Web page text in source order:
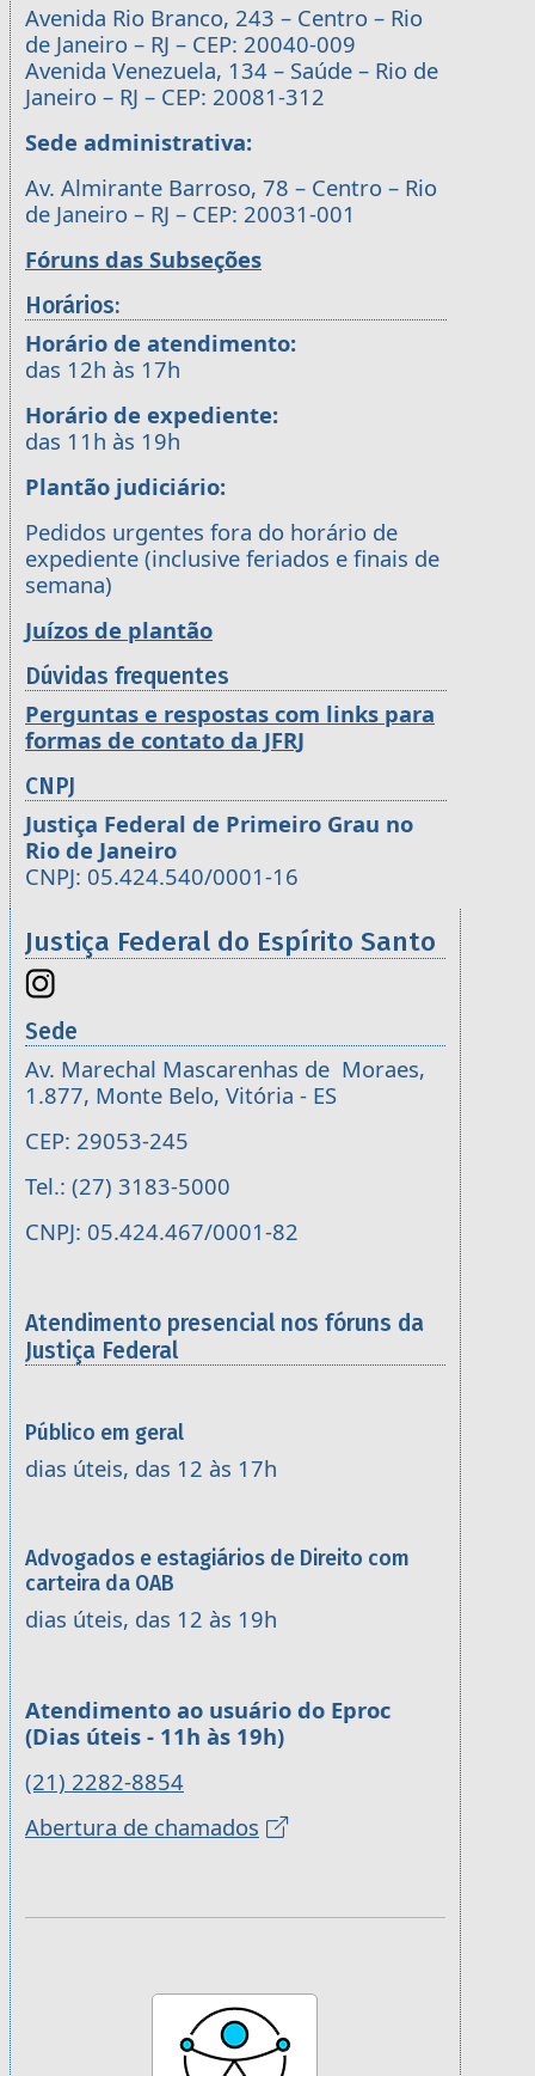
Avenida Rio Branco, 243 – Centro – Rio
de Janeiro – RJ – CEP: 20040-009
Avenida Venezuela, 134 – Saúde – Rio de
Janeiro – RJ – CEP: 20081-312
Sede administrativa:
Av. Almirante Barroso, 78 – Centro – Rio
de Janeiro – RJ – CEP: 20031-001
Fóruns das Subseções
Horários:
Horário de atendimento:
das 12h às 17h
Horário de expediente:
das 11h às 19h
Plantão judiciário:
Pedidos urgentes fora do horário de
expediente (inclusive feriados e finais de
semana)
Juízos de plantão
Dúvidas frequentes
Perguntas e respostas com links para
formas de contato da JFRJ
CNPJ
Justiça Federal de Primeiro Grau no
Rio de Janeiro
CNPJ: 05.424.540/0001-16
Justiça Federal do Espírito Santo
Sede
Av. Marechal Mascarenhas de Moraes,
1.877, Monte Belo, Vitória - ES
CEP: 29053-245
Tel.: (27) 3183-5000
CNPJ: 05.424.467/0001-82
Atendimento presencial nos fóruns da
Justiça Federal
Público em geral
dias úteis, das 12 às 17h
Advogados e estagiários de Direito com
carteira da OAB
dias úteis, das 12 às 19h
Atendimento ao usuário do Eproc
(Dias úteis - 11h às 19h)
(21) 2282-8854
Abertura de chamados